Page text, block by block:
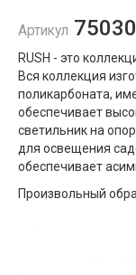
Артикул
RUSH - это
Вся коллекция
поликарбоната,
обеспечивает
светильник на
для освещения
обеспечивает
Произвольный